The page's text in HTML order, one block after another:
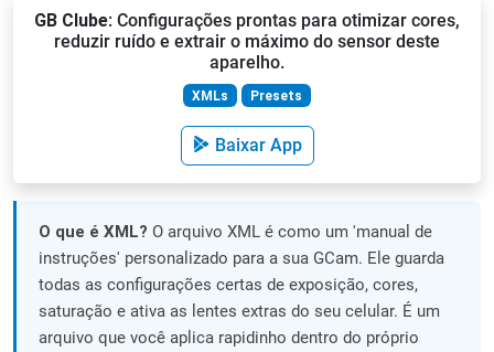
GB Clube: Configurações prontas para otimizar cores,
reduzir ruído e extrair o máximo do sensor deste
aparelho.
XMLs Presets
Baixar App
O que é XML? O arquivo XML é como um 'manual de
instruções' personalizado para a sua GCam. Ele guarda
todas as configurações certas de exposição, cores,
saturação e ativa as lentes extras do seu celular. É um
arquivo que você aplica rapidinho dentro do próprio